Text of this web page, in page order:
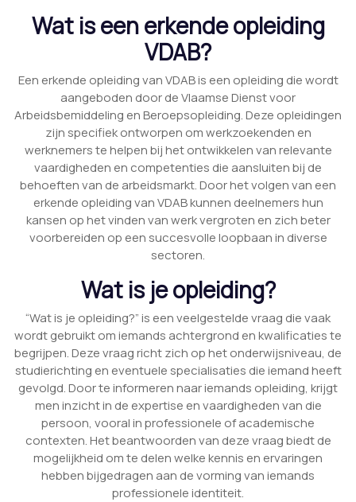
Wat is een erkende opleiding
VDAB?
Een erkende opleiding van VDAB is een opleiding die wordt
aangeboden door de Vlaamse Dienst voor
Arbeidsbemiddeling en Beroepsopleiding. Deze opleidingen
zijn specifiek ontworpen om werkzoekenden en
werknemers te helpen bij het ontwikkelen van relevante
vaardigheden en competenties die aansluiten bij de
behoeften van de arbeidsmarkt. Door het volgen van een
erkende opleiding van VDAB kunnen deelnemers hun
kansen op het vinden van werk vergroten en zich beter
voorbereiden op een succesvolle loopbaan in diverse
sectoren.
Wat is je opleiding?
“Wat is je opleiding?” is een veelgestelde vraag die vaak
wordt gebruikt om iemands achtergrond en kwalificaties te
begrijpen. Deze vraag richt zich op het onderwijsniveau, de
studierichting en eventuele specialisaties die iemand heeft
gevolgd. Door te informeren naar iemands opleiding, krijgt
men inzicht in de expertise en vaardigheden van die
persoon, vooral in professionele of academische
contexten. Het beantwoorden van deze vraag biedt de
mogelijkheid om te delen welke kennis en ervaringen
hebben bijgedragen aan de vorming van iemands
professionele identiteit.